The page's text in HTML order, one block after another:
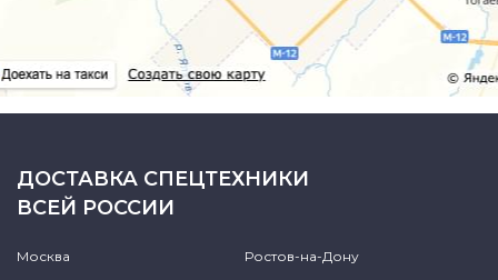
ДОСТАВКА СПЕЦТЕХНИКИ
ВСЕЙ РОССИИ
Москва Ростов-на-Дону